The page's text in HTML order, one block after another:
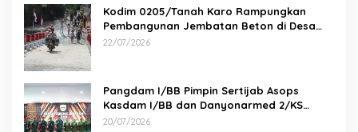
Kodim 0205/Tanah Karo Rampungkan
Pembangunan Jembatan Beton di Desa
Pernantin
22/07/2026
Pangdam I/BB Pimpin Sertijab Asops
Kasdam I/BB dan Danyonarmed 2/KS
serta Tradisi Korps
20/07/2026